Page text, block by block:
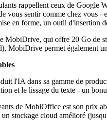
rappellent ceux de Google
vous sentir comme chez vous
en forme, un outil d'insertion
MobiDrive, qui offre 20 Go de
MobiDrive permet également
l'IA dans sa gamme de
et le lissage du texte - un
de MobiOffice est son prix
stockage cloud amélioré